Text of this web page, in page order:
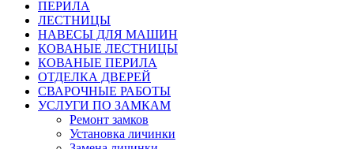
ПЕРИЛА
ЛЕСТНИЦЫ
НАВЕСЫ ДЛЯ МАШИН
КОВАНЫЕ ЛЕСТНИЦЫ
КОВАНЫЕ ПЕРИЛА
ОТДЕЛКА ДВЕРЕЙ
СВАРОЧНЫЕ РАБОТЫ
УСЛУГИ ПО ЗАМКАМ
Ремонт замков
Установка личинки